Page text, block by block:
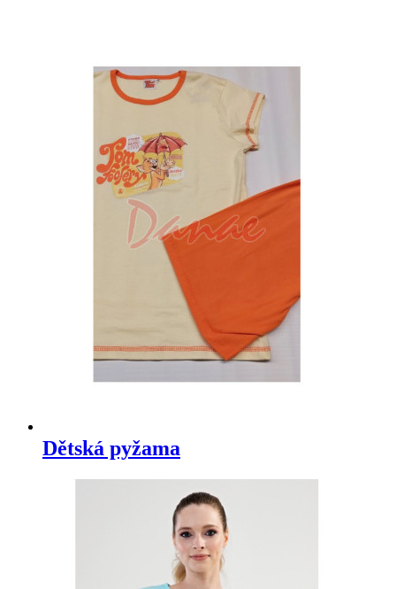
Dětská pyžama